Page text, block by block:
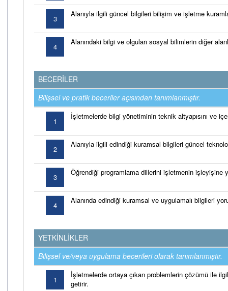
3
Alanıyla ilgili güncel bilgileri bilişim ve işletme
4
Alanındaki bilgi ve olguları sosyal bilimlerin diğer
BECERİLER
Bilişsel ve pratik beceriler açısından tanımlanmıştır.
1
İşletmelerde bilgi yönetiminin teknik altyapısını ve
2
Alanıyla ilgili edindiği kuramsal bilgileri güncel
3
Öğrendiği programlama dillerini işletmenin işleyişine
4
Alanında edindiği kuramsal ve uygulamalı bilgileri
YETKİNLİKLER
Bilişsel ve/veya uygulama becerileri olarak tanımlanmıştır.
1
İşletmelerde ortaya çıkan problemlerin çözümü ile
getirir.